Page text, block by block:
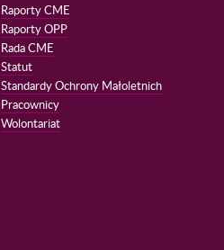
Raporty CME
Raporty OPP
Rada CME
Statut
Standardy Ochrony Małoletnich
Pracownicy
Wolontariat